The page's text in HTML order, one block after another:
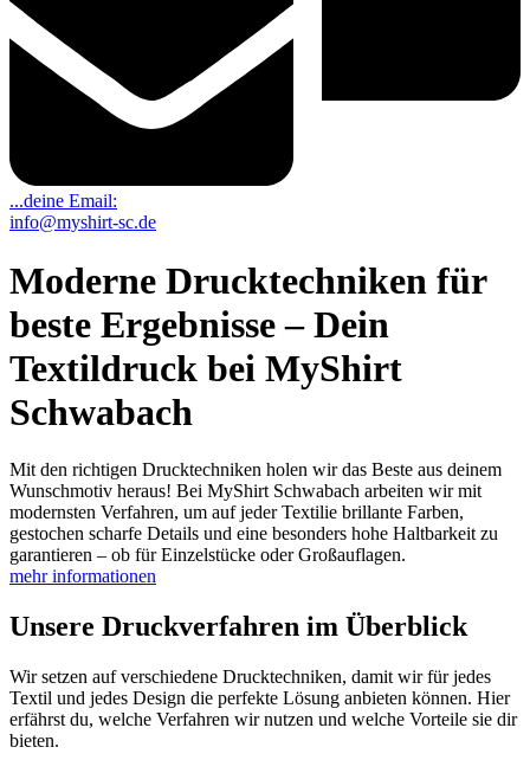
...deine Email:
info@myshirt-sc.de
Moderne Drucktechniken für
beste Ergebnisse – Dein
Textildruck bei MyShirt
Schwabach
Mit den richtigen Drucktechniken holen wir das Beste aus deinem
Wunschmotiv heraus! Bei MyShirt Schwabach arbeiten wir mit
modernsten Verfahren, um auf jeder Textilie brillante Farben,
gestochen scharfe Details und eine besonders hohe Haltbarkeit zu
garantieren – ob für Einzelstücke oder Großauflagen.
mehr informationen
Unsere Druckverfahren im Überblick
Wir setzen auf verschiedene Drucktechniken, damit wir für jedes
Textil und jedes Design die perfekte Lösung anbieten können. Hier
erfährst du, welche Verfahren wir nutzen und welche Vorteile sie dir
bieten.